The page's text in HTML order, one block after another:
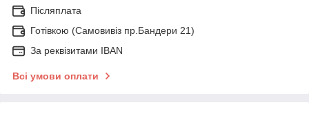
Післяплата
Готівкою (Самовивіз пр.Бандери 21)
За реквізитами IBAN
Всі умови оплати